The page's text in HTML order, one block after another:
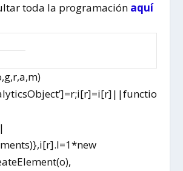
toda la programación aquí